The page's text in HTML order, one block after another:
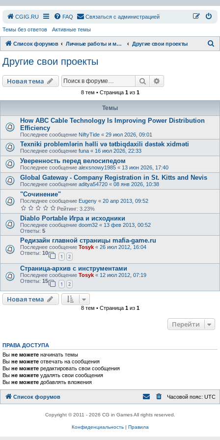
СGIG.RU FAQ Связаться с администрацией
Темы без ответов Активные темы
Список форумов Личные работы и модификации Другие свои проекты
Другие свои проекты
Новая тема Поиск
8 тем • Страница 1из 1
Темы
How ABC Cable Technology Is Improving Power Distribution
Efficiency
Последнее сообщение NiftyTide « 29 июл 2026, 09:01
Texniki problemlərin həlli və tətbiqdaxili dəstək xidməti
Последнее сообщение funa « 16 июл 2026, 22:33
Уверенность перед велосипедом
Последнее сообщение alexsnowy1985 « 13 июн 2026, 17:40
Global Gateway - Company Registration in St. Kitts and Nevis
Последнее сообщение aditya54720 « 08 янв 2026, 10:38
"Сочинение"
Последнее сообщение Eugeny « 20 апр 2013, 09:52
Рейтинг: 3.23%
Diablo Portable Игра и исходники
Последнее сообщение doom32 « 13 фев 2013, 00:52
Ответы: 5
Редизайн главной страницы mafia-game.ru
Последнее сообщение Tosyk « 26 июл 2012, 16:04
Ответы: 10
1 2
Страница-архив с инструментами
Последнее сообщение Tosyk « 12 июл 2012, 07:19
Ответы: 15
1 2
Новая тема
8 тем • Страница 1из 1
Перейти
ПРАВА ДОСТУПА
Вы не можете начинать темы
Вы не можете отвечать на сообщения
Вы не можете редактировать свои сообщения
Вы не можете удалять свои сообщения
Вы не можете добавлять вложения
Список форумов Часовой пояс: UTC
Copyright © 2011 - 2026 CG in Games All rights reserved.
Конфиденциальность| Правила